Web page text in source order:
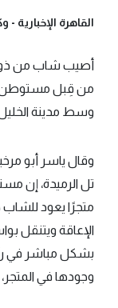
القاهرة الإخبارية -
أصيب شاب من ذوي
من قِبل مستوطن
وسط مدينة
وقال ياسر أبو
تل الرميدة، إن
الإعاقة ويتنقل
بشكل مباشر في
وجودها في